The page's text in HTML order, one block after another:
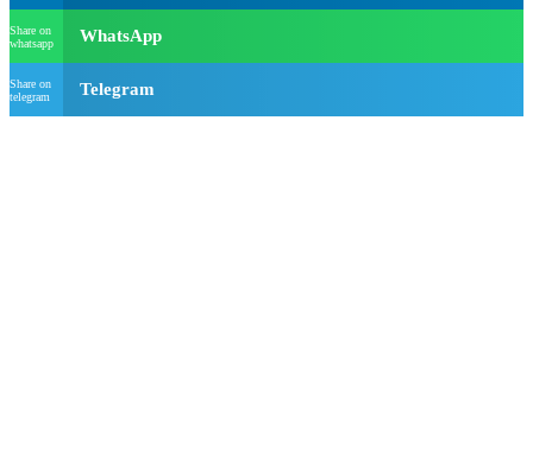
Share on
whatsapp
WhatsApp
Share on
telegram
Telegram